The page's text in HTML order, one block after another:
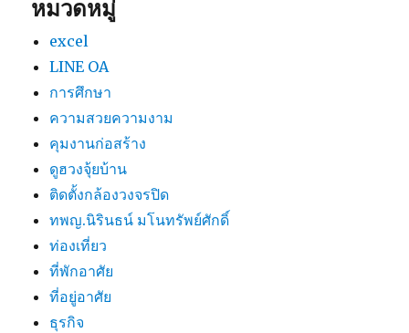
หมวดหมู่
excel
LINE OA
การศึกษา
ความสวยความงาม
คุมงานก่อสร้าง
ดูฮวงจุ้ยบ้าน
ติดตั้งกล้องวงจรปิด
ทพญ.นิรินธน์ มโนทรัพย์ศักดิ์
ท่องเที่ยว
ที่พักอาศัย
ที่อยู่อาศัย
ธุรกิจ